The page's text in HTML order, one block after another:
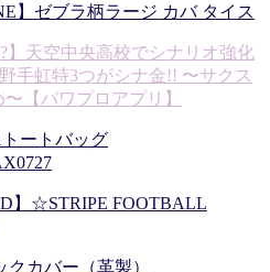
】ゼブラ柄ラージ カバ タイス
】天空中央高校でシナリオ強化
手虹特3つがシナ金!! 〜サクス
【パワプロアプリ】
ートバッグ
☆STRIPE FOOTBALL
クカバー（革製）